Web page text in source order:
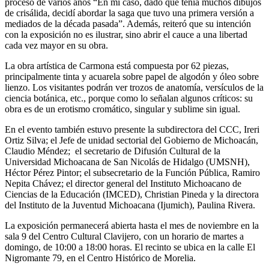
proceso de varios años “En mi caso, dado que tenía muchos dibujos
de crisálida, decidí abordar la saga que tuvo una primera versión a
mediados de la década pasada”. Además, reiteró que su intención
con la exposición no es ilustrar, sino abrir el cauce a una libertad
cada vez mayor en su obra.
La obra artística de Carmona está compuesta por 62 piezas,
principalmente tinta y acuarela sobre papel de algodón y óleo sobre
lienzo. Los visitantes podrán ver trozos de anatomía, versículos de la
ciencia botánica, etc., porque como lo señalan algunos críticos: su
obra es de un erotismo cromático, singular y sublime sin igual.
En el evento también estuvo presente la subdirectora del CCC, Ireri
Ortiz Silva; el Jefe de unidad sectorial del Gobierno de Michoacán,
Claudio Méndez; el secretario de Difusión Cultural de la
Universidad Michoacana de San Nicolás de Hidalgo (UMSNH),
Héctor Pérez Pintor; el subsecretario de la Función Pública, Ramiro
Nepita Chávez; el director general del Instituto Michoacano de
Ciencias de la Educación (IMCED), Christian Pineda y la directora
del Instituto de la Juventud Michoacana (Ijumich), Paulina Rivera.
La exposición permanecerá abierta hasta el mes de noviembre en la
sala 9 del Centro Cultural Clavijero, con un horario de martes a
domingo, de 10:00 a 18:00 horas. El recinto se ubica en la calle El
Nigromante 79, en el Centro Histórico de Morelia.